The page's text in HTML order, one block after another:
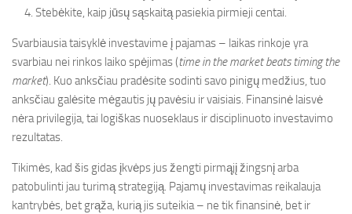
Stebėkite, kaip jūsų sąskaitą pasiekia pirmieji centai.
Svarbiausia taisyklė investavime į pajamas – laikas rinkoje yra
svarbiau nei rinkos laiko spėjimas (time in the market beats timing the
market). Kuo anksčiau pradėsite sodinti savo pinigų medžius, tuo
anksčiau galėsite mėgautis jų pavėsiu ir vaisiais. Finansinė laisvė
nėra privilegija, tai logiškas nuoseklaus ir disciplinuoto investavimo
rezultatas.
Tikimės, kad šis gidas įkvėps jus žengti pirmąjį žingsnį arba
patobulinti jau turimą strategiją. Pajamų investavimas reikalauja
kantrybės, bet grąža, kurią jis suteikia – ne tik finansinė, bet ir